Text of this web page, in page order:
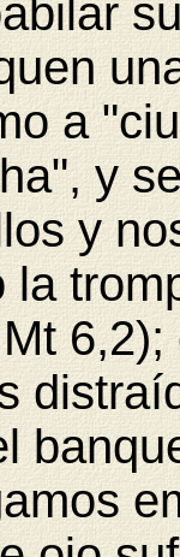
a
y
y
la
6,2);